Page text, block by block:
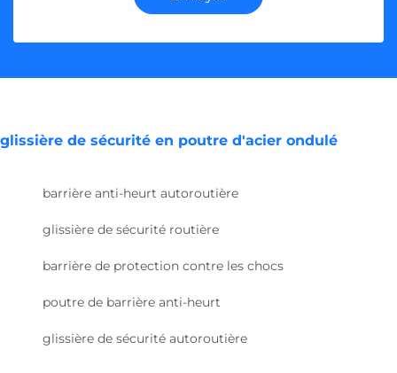
glissière de sécurité en poutre d'acier ondulé
barrière anti-heurt autoroutière
glissière de sécurité routière
barrière de protection contre les chocs
poutre de barrière anti-heurt
glissière de sécurité autoroutière